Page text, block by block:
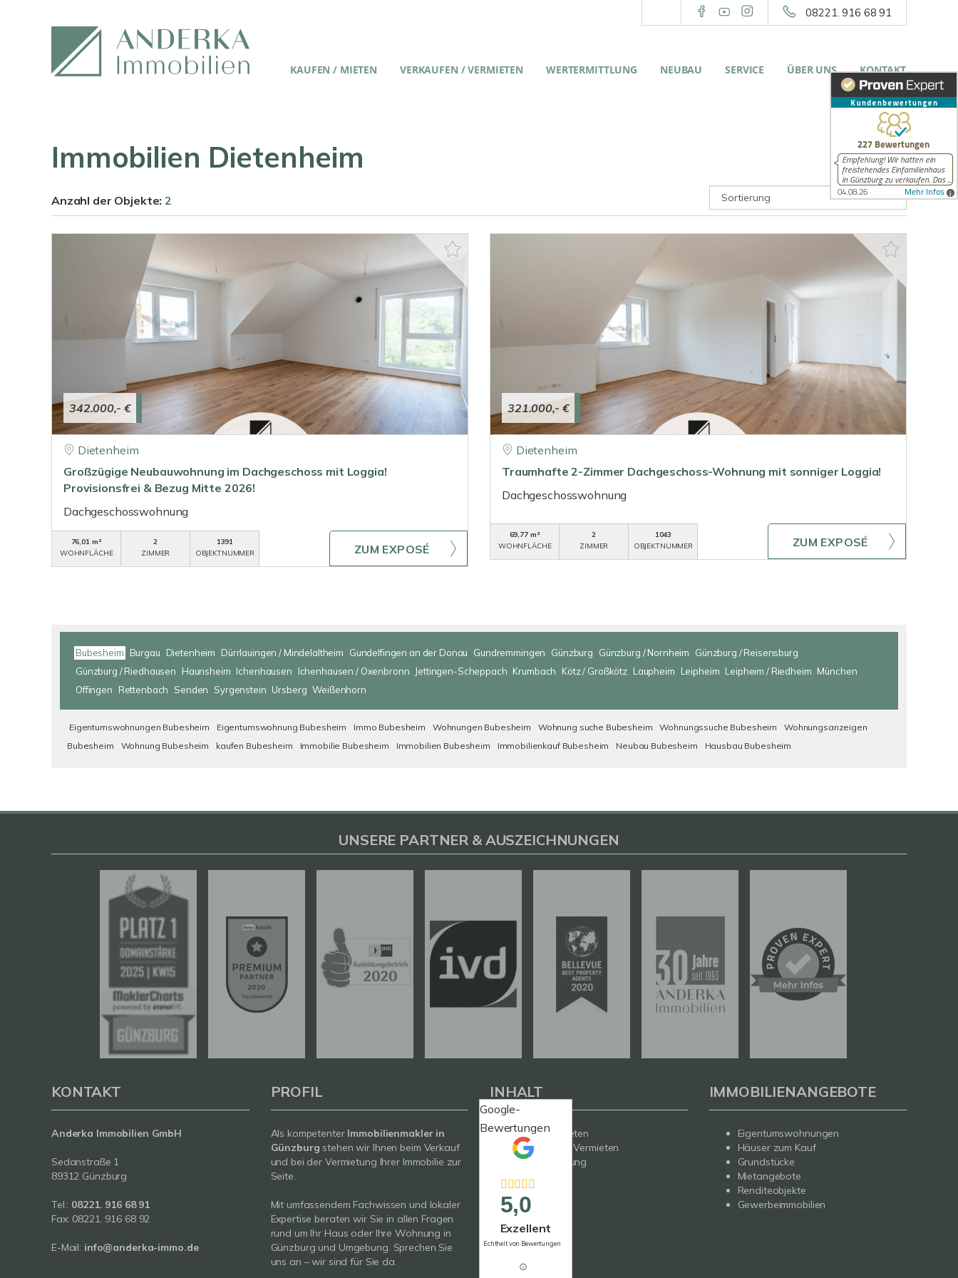
08221. 916 68 91
KAUFEN / MIETEN VERKAUFEN / VERMIETEN WERTERMITTLUNG NEUBAU SERVICE ÜBER UNS KONTAKT
Immobilien Dietenheim
Anzahl der Objekte:2
342.000,- €
Dietenheim
Großzügige Neubauwohnung im Dachgeschoss mit Loggia!
Provisionsfrei & Bezug Mitte 2026!
Dachgeschosswohnung
76,01 m²
WOHNFLÄCHE
2
ZIMMER
1391
OBJEKTNUMMER
ZUM EXPOSÉ
321.000,- €
Dietenheim
Traumhafte 2-Zimmer Dachgeschoss-Wohnung mit sonniger Loggia!
Dachgeschosswohnung
69,77 m²
WOHNFLÄCHE
2
ZIMMER
1043
OBJEKTNUMMER
ZUM EXPOSÉ
Bubesheim Burgau Dietenheim Dürrlauingen / Mindelaltheim Gundelfingen an der Donau Gundremmingen Günzburg Günzburg / Nornheim
Günzburg / Reisensburg
Günzburg / Riedhausen
Haunsheim Ichenhausen Ichenhausen / Oxenbronn Jettingen-Scheppach Krumbach Kötz / Großkötz Laupheim Leipheim Leipheim / Riedheim München
Offingen
Rettenbach Senden Syrgenstein Ursberg Weißenhorn
Eigentumswohnungen Bubesheim Eigentumswohnung Bubesheim Immo Bubesheim Wohnungen Bubesheim Wohnung suche Bubesheim Wohnungssuche Bubesheim
Wohnungsanzeigen
Bubesheim
Wohnung Bubesheim kaufen Bubesheim Immobilie Bubesheim Immobilien Bubesheim Immobilienkauf Bubesheim Neubau Bubesheim Hausbau Bubesheim
Google-
Bewertungen
5,0
Exzellent
Echtheit von Bewertungen
UNSERE PARTNER & AUSZEICHNUNGEN
KONTAKT
Anderka Immobilien GmbH
Sedanstraße 1
89312 Günzburg
Tel.: 08221. 916 68 91
Fax: 08221. 916 68 92
E-Mail: info@anderka-immo.de
PROFIL
Als kompetenter Immobilienmakler in
Günzburg stehen wir Ihnen beim Verkauf
und bei der Vermietung Ihrer Immobilie zur
Seite.
Mit umfassendem Fachwissen und lokaler
Expertise beraten wir Sie in allen Fragen
rund um Ihr Haus oder Ihre Wohnung in
Günzburg und Umgebung. Sprechen Sie
uns an – wir sind für Sie da.
INHALT
Kaufen / Mieten
Verkaufen / Vermieten
Wertermittlung
Service
Über uns
IMMOBILIENANGEBOTE
Eigentumswohnungen
Häuser zum Kauf
Grundstücke
Mietangebote
Renditeobjekte
Gewerbeimmobilien